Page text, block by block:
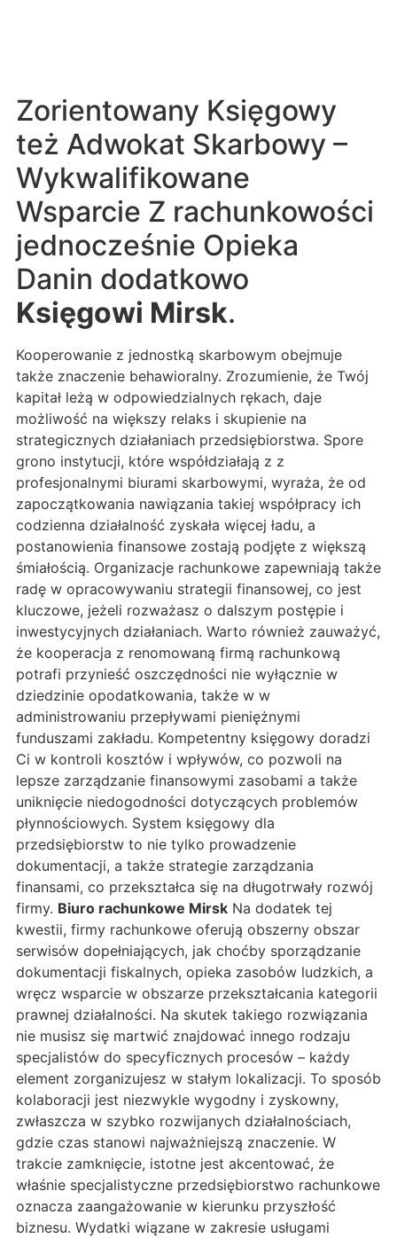
Zorientowany Księgowy
też Adwokat Skarbowy –
Wykwalifikowane
Wsparcie Z rachunkowości
jednocześnie Opieka
Danin dodatkowo
Księgowi Mirsk.
Kooperowanie z jednostką skarbowym obejmuje
także znaczenie behawioralny. Zrozumienie, że Twój
kapitał leżą w odpowiedzialnych rękach, daje
możliwość na większy relaks i skupienie na
strategicznych działaniach przedsiębiorstwa. Spore
grono instytucji, które współdziałają z z
profesjonalnymi biurami skarbowymi, wyraża, że od
zapoczątkowania nawiązania takiej współpracy ich
codzienna działalność zyskała więcej ładu, a
postanowienia finansowe zostają podjęte z większą
śmiałością. Organizacje rachunkowe zapewniają także
radę w opracowywaniu strategii finansowej, co jest
kluczowe, jeżeli rozważasz o dalszym postępie i
inwestycyjnych działaniach. Warto również zauważyć,
że kooperacja z renomowaną firmą rachunkową
potrafi przynieść oszczędności nie wyłącznie w
dziedzinie opodatkowania, także w w
administrowaniu przepływami pieniężnymi
funduszami zakładu. Kompetentny księgowy doradzi
Ci w kontroli kosztów i wpływów, co pozwoli na
lepsze zarządzanie finansowymi zasobami a także
uniknięcie niedogodności dotyczących problemów
płynnościowych. System księgowy dla
przedsiębiorstw to nie tylko prowadzenie
dokumentacji, a także strategie zarządzania
finansami, co przekształca się na długotrwały rozwój
firmy. Biuro rachunkowe Mirsk Na dodatek tej
kwestii, firmy rachunkowe oferują obszerny obszar
serwisów dopełniających, jak choćby sporządzanie
dokumentacji fiskalnych, opieka zasobów ludzkich, a
wręcz wsparcie w obszarze przekształcania kategorii
prawnej działalności. Na skutek takiego rozwiązania
nie musisz się martwić znajdować innego rodzaju
specjalistów do specyficznych procesów – każdy
element zorganizujesz w stałym lokalizacji. To sposób
kolaboracji jest niezwykle wygodny i zyskowny,
zwłaszcza w szybko rozwijanych działalnościach,
gdzie czas stanowi najważniejszą znaczenie. W
trakcie zamknięcie, istotne jest akcentować, że
właśnie specjalistyczne przedsiębiorstwo rachunkowe
oznacza zaangażowanie w kierunku przyszłość
biznesu. Wydatki wiązane w zakresie usługami